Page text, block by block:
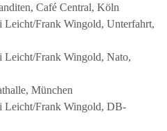
Café Central, Köln
Frank Wingold, Unterfahrt,
Frank Wingold, Nato,
München
Leicht/Frank Wingold, DB-